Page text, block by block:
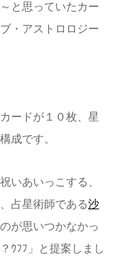
と思っていたカー
・アストロロジー
ードが１０枚、星
成です。
いあいっこする、
占星術師である沙
が思いつかなかっ
ｳﾌﾌ」と提案しまし